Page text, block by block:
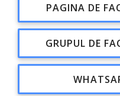
PAGINA DE
GRUPUL DE